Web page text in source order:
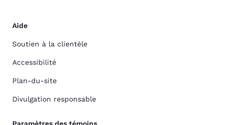
Aide
Soutien à la clientèle
Accessibilité
Plan-du-site
Divulgation responsable